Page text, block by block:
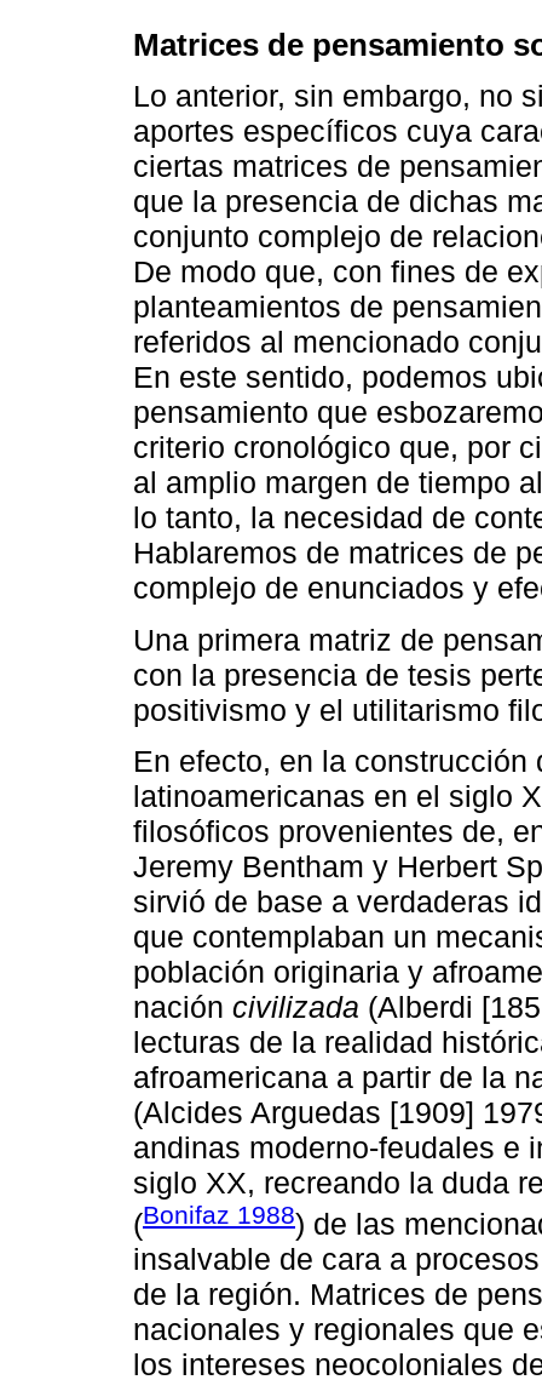
Matrices de pensamiento
Lo anterior, sin embargo, no
aportes específicos cuya
ciertas matrices de
que la presencia de dichas
conjunto complejo de
De modo que, con fines de
planteamientos de
referidos al mencionado
En este sentido, podemos
pensamiento que
criterio cronológico que, por
al amplio margen de tiempo
lo tanto, la necesidad de
Hablaremos de matrices de
complejo de enunciados y
Una primera matriz de
con la presencia de tesis
positivismo y el utilitarismo
En efecto, en la
latinoamericanas en el siglo
filosóficos provenientes de,
Jeremy Bentham y Herbert
sirvió de base a verdaderas
que contemplaban un
población originaria y
nación civilizada (Alberdi
lecturas de la realidad
afroamericana a partir de la
(Alcides Arguedas [1909]
andinas moderno-feudales e
siglo XX, recreando la duda
(Bonifaz 1988) de las
insalvable de cara a
de la región. Matrices de
nacionales y regionales que
los intereses neocoloniales